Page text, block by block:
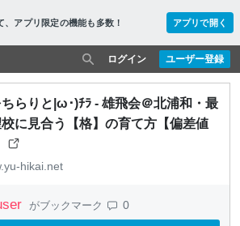
アプリ限定の機能も多数！ アプリで開く
ユーザー登録
ログイン
らりと|ω･)ﾁﾗ - 雄飛会＠北浦和・最
に見合う【格】の育て方【偏差値
hikai.net
がブックマーク 0